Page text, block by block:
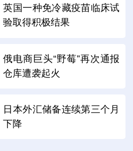
英国一种免冷藏疫苗临床试
验取得积极结果
俄电商巨头“野莓”再次通报
仓库遭袭起火
日本外汇储备连续第三个月
下降